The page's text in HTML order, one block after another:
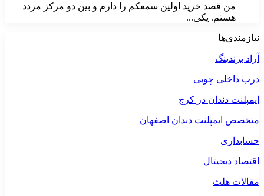
من قصد خرید اولین سمعکم را دارم و بین دو مرکز مردد
هستم. یکی...
نیازمندی‌ها
آراد برندینگ
درب داخلی چوبی
ایمپلنت دندان در کرج
متخصص ایمپلنت دندان اصفهان
حسابداری
اقتصاد دیجیتال
مقالات هلث